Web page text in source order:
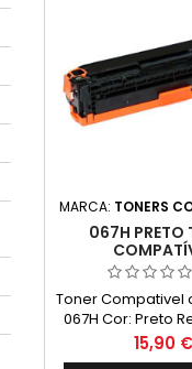
MARCA: TONERS
067H PRETO
Toner Compativel
067H Cor: Preto
Médio: 3.150
impressão
Preço
15,90 €